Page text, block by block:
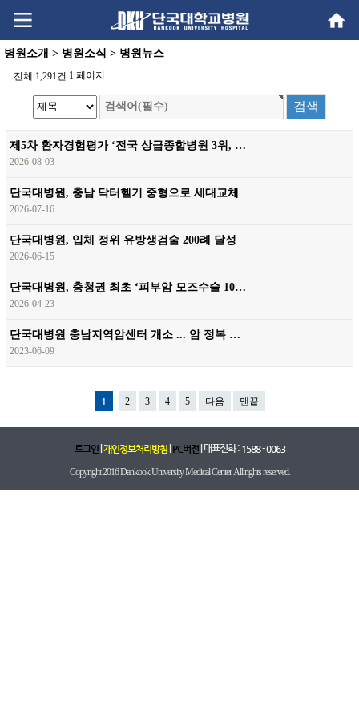
content
menu
병원소개 > 병원소식 > 병원뉴스
전체 1,291건 1 페이지
제5차 환자경험평가 ‘전국 상급종합병원 3위, …
2026-08-03
단국대병원, 충남 닥터헬기 중형으로 세대교체
2026-07-16
단국대병원, 입체 정위 유방생검술 200례 달성
2026-06-15
단국대병원, 충청권 최초 ‘피부암 모즈수술 10…
2026-04-23
단국대병원 충남지역암센터 개소 ... 암 정복 …
2023-06-09
1 2 3 4 5 다음 맨끝
로그인|개인정보처리방침|PC버전| 대표전화 : 1588 - 0063
Copyright 2016 Dankook University Medical Center. All rights reserved.